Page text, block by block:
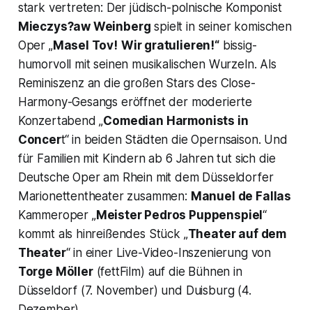
stark vertreten: Der jüdisch-polnische Komponist
Mieczys?aw Weinberg spielt in seiner komischen
Oper „Masel Tov! Wir gratulieren!“bissig-
humorvoll mit seinen musikalischen Wurzeln. Als
Reminiszenz an die großen Stars des Close-
Harmony-Gesangs eröffnet der moderierte
Konzertabend „Comedian Harmonists in
Concert“ in beiden Städten die Opernsaison. Und
für Familien mit Kindern ab 6 Jahren tut sich die
Deutsche Oper am Rhein mit dem Düsseldorfer
Marionetten­theater zusammen: Manuel de Fallas
Kammeroper „Meister Pedros Puppenspiel“
kommt als hinreißendes Stück „Theater auf dem
Theater“ in einer Live-Video-Inszenierung von
Torge Möller(fettFilm) auf die Bühnen in
Düsseldorf (7. November) und Duisburg (4.